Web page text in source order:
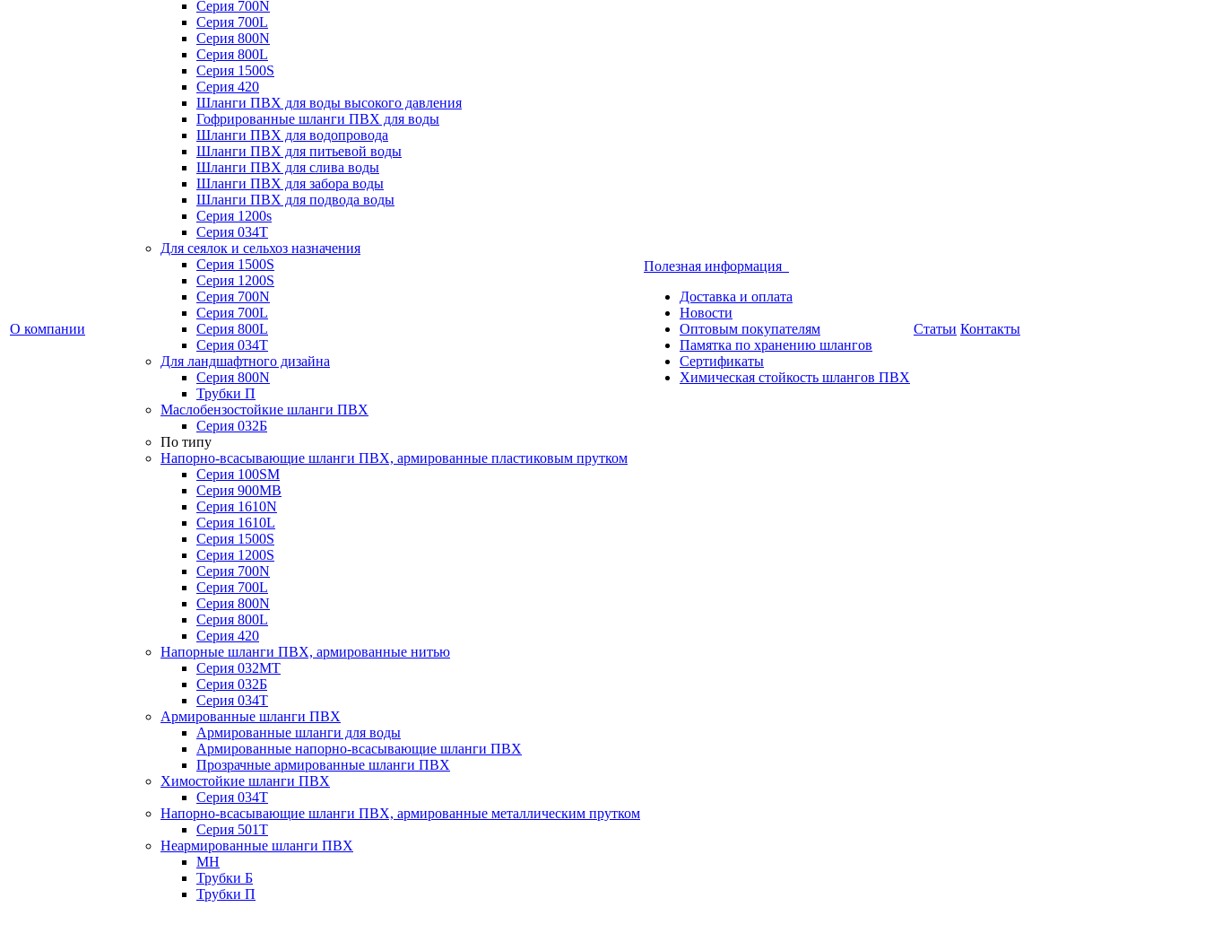
О компании
Серия 700N
Серия 700L
Серия 800N
Серия 800L
Серия 1500S
Серия 420
Шланги ПВХ для воды высокого давления
Гофрированные шланги ПВХ для воды
Шланги ПВХ для водопровода
Шланги ПВХ для питьевой воды
Шланги ПВХ для слива воды
Шланги ПВХ для забора воды
Шланги ПВХ для подвода воды
Серия 1200s
Серия 034Т
Для сеялок и сельхоз назначения
Серия 1500S
Серия 1200S
Серия 700N
Серия 700L
Серия 800L
Серия 034T
Для ландшафтного дизайна
Серия 800N
Трубки П
Маслобензостойкие шланги ПВХ
Серия 032Б
По типу
Напорно-всасывающие шланги ПВХ, армированные пластиковым прутком
Серия 100SM
Серия 900MB
Серия 1610N
Серия 1610L
Серия 1500S
Серия 1200S
Серия 700N
Серия 700L
Серия 800N
Серия 800L
Серия 420
Напорные шланги ПВХ, армированные нитью
Серия 032МТ
Серия 032Б
Серия 034Т
Армированные шланги ПВХ
Армированные шланги для воды
Армированные напорно-всасывающие шланги ПВХ
Прозрачные армированные шланги ПВХ
Химостойкие шланги ПВХ
Серия 034Т
Напорно-всасывающие шланги ПВХ, армированные металлическим прутком
Серия 501T
Неармированные шланги ПВХ
МН
Трубки Б
Трубки П
Полезная информация
Доставка и оплата
Новости
Оптовым покупателям
Памятка по хранению шлангов
Сертификаты
Химическая стойкость шлангов ПВХ
Статьи Контакты